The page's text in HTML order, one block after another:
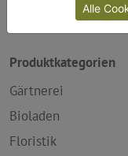
Produktkategorien
Gärtnerei
Bioladen
Floristik
Alle